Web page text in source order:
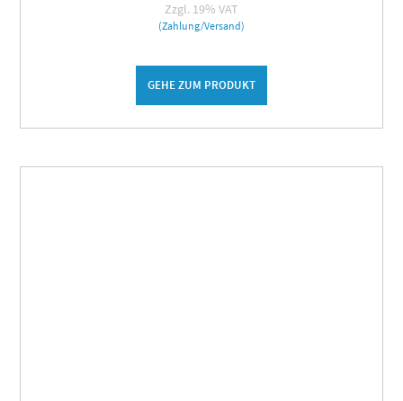
Zzgl. 19% VAT
(Zahlung/Versand)
GEHE ZUM PRODUKT